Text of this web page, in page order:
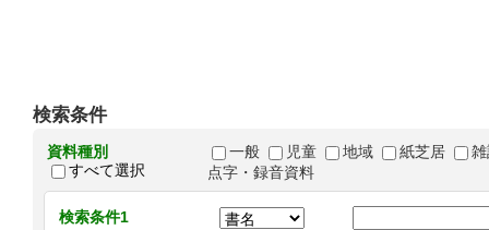
検索条件
資料種別
すべて選択
一般 児童 地域 紙芝居
点字・録音資料
検索条件1